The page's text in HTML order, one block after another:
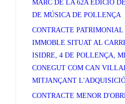
MARC DE LA 62A EDICIÓ
DE MÚSICA DE POLLENÇA
CONTRACTE PATRIMONIAL
IMMOBLE SITUAT AL
ISIDRE, 4 DE POLLENÇA,
CONEGUT COM CAN
MITJANÇANT
CONTRACTE MENOR